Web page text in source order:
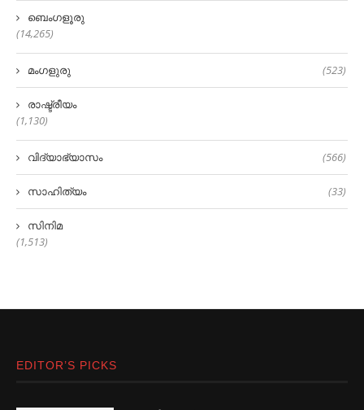
ബെംഗളൂരു
(14,265)
മംഗളുരു (523)
രാഷ്ട്രീയം
(1,130)
വിദ്യാഭ്യാസം (566)
സാഹിത്യം (33)
സിനിമ
(1,513)
EDITOR’S PICKS